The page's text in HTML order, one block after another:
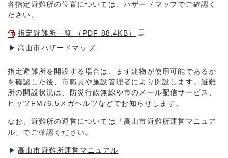
各指定避難所の位置については、ハザードマップでご確認く
ださい。
指定避難所一覧 （PDF 88.4KB）
高山市ハザードマップ
指定避難所を開設する場合は、まず建物が使用可能であるか
を確認した後、市職員や施設管理者により開設します。避難
所の開設状況は、防災行政無線や市のメール配信サービス、
ヒッツFM76.5メガヘルツなどでお知らせします。
なお、避難所の運営については「高山市避難所運営マニュア
ル」でご確認ください。
高山市避難所運営マニュアル